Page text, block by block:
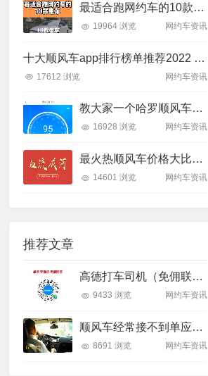
最适合跑网约车的10款电车！
19964 浏览 网约车资讯
十大顺风车app排行榜单推荐2022 好用的顺风车软件推荐
17612 浏览 网约车资讯
教大家一个哈罗顺风车洗白，解封教程,内有详细步骤
16928 浏览 网约车资讯
最火热顺风车价格大比拼：四大平台哪家强？
14601 浏览 网约车资讯
推荐文章
高德打车司机（免佣联盟）车主注册详细说明！
9433 浏览 网约车资讯
顺风车经常接不到单应该怎么做？
8691 浏览 网约车资讯